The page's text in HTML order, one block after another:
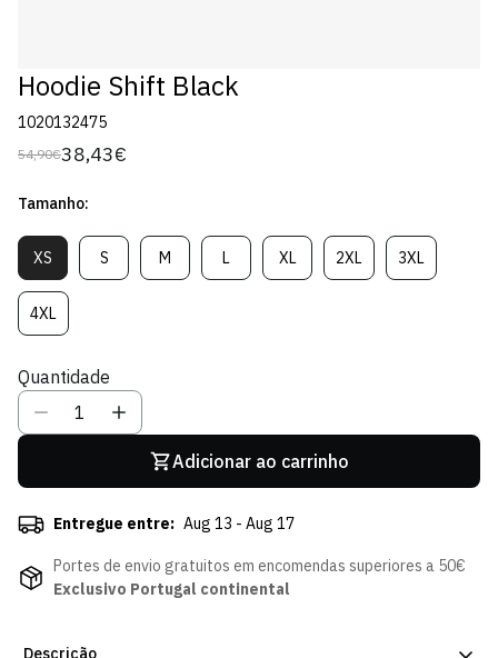
Hoodie Shift Black
1020132475
Preço
54,90€
Preço
venda
38,43€
Tamanho:
XSVariante
Esgotada
Ou
Indisponível
SVariante
Esgotada
MVariante
Esgotada
LVariante
Esgotada
XLVariante
Esgotada
2XLVariante
Esgotada
3XLVariante
Esgotada
4XLVariante
Esgotada
Indisponível
Quantidade
Adicionar ao carrinho
Entregue entre: Aug 13 - Aug 17
Portes de envio gratuitos em encomendas superiores a 50€
Exclusivo Portugal continental
Descrição